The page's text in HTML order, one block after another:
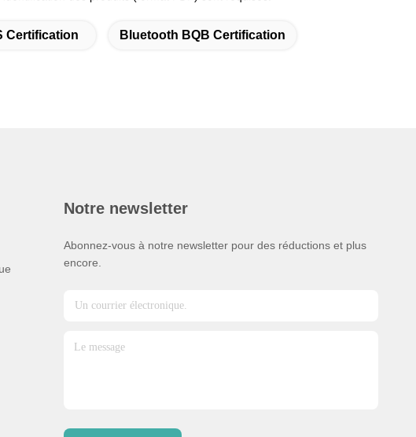
Certification Bluetooth BQB Certification
Notre newsletter
Abonnez-vous à notre newsletter pour des réductions et plus
encore.